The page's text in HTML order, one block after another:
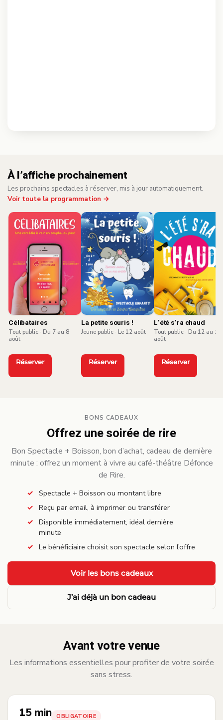
À l’affiche prochainement
Les prochains spectacles à réserver, mis à jour automatiquement.
Voir toute la programmation →
Célibataires
Tout public · Du 7 au 8
août
Réserver
La petite souris !
Jeune public · Le 12 août
Réserver
L’été s’ra chaud
Tout public · Du 12 au 15
août
Réserver
BONS CADEAUX
Offrez une soirée de rire
Bon Spectacle + Boisson, bon d’achat, cadeau de dernière
minute : offrez un moment à vivre au café-théâtre Défonce
de Rire.
Spectacle + Boisson ou montant libre
Reçu par email, à imprimer ou transférer
Disponible immédiatement, idéal dernière
minute
Le bénéficiaire choisit son spectacle selon l’offre
Voir les bons cadeaux
J’ai déjà un bon cadeau
Avant votre venue
Les informations essentielles pour profiter de votre soirée
sans stress.
15 min OBLIGATOIRE